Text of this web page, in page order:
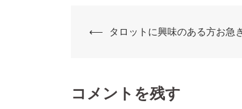
⟵ タロットに興味のある方お急
コメントを残す